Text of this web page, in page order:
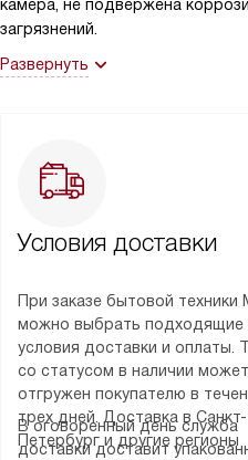
камера, не подвержена
загрязнений.
Развернуть
Условия доставки
При заказе бытовой техники
можно выбрать подходящие
условия доставки и оплаты.
со статусом в наличии
отгружен покупателю в
трех дней. Доставка в Санкт-
Петербург и другие регионы
В оговоренный день служба
доставки доставит